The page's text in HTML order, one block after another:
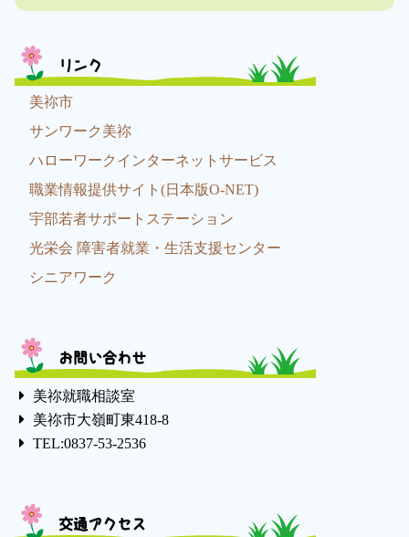
リンク
美祢市
サンワーク美祢
ハローワークインターネットサービス
職業情報提供サイト(日本版O-NET)
宇部若者サポートステーション
光栄会 障害者就業・生活支援センター
シニアワーク
お問い合わせ
美祢就職相談室
美祢市大嶺町東418-8
TEL:0837-53-2536
交通アクセス